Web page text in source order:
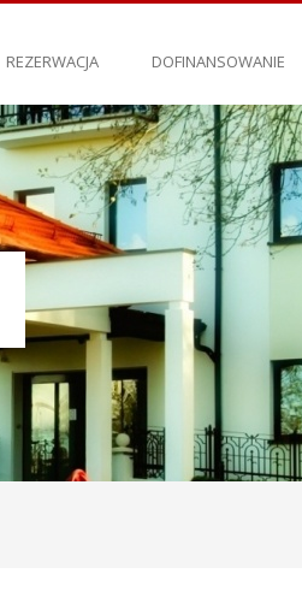
REZERWACJA DOFINANSOWANIE